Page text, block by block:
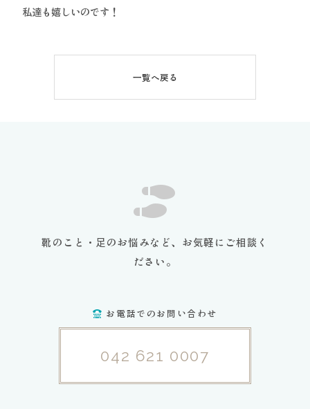
私達も嬉しいのです！
一覧へ戻る
靴のこと・足のお悩みなど、お気軽にご相談く
ださい。
お電話でのお問い合わせ
042 621 0007